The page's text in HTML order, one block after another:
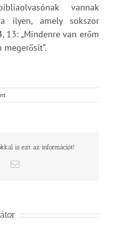
vannak
ilyen, amely sokszor
13: „Mindenre van erőm
is ezt az információt!
PinterestEmail